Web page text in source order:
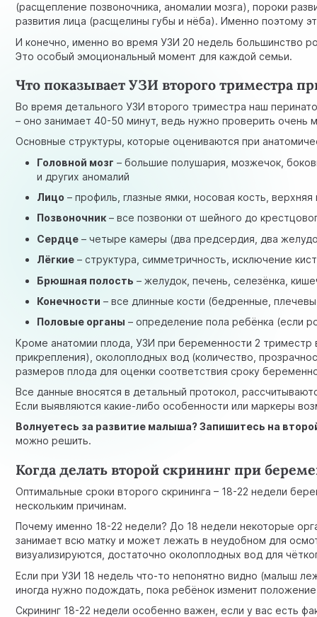
(расщепление позвоночника, аномалии мозга), пороки
развития лица (расщелины губы и нёба). Именно поэтому
И конечно, именно во время УЗИ 20 недель большинство
Это особый эмоциональный момент для каждой семьи.
Что показывает УЗИ второго триместра
Во время детального УЗИ второго триместра наш
– оно занимает 40-50 минут, ведь нужно проверить очень
Основные структуры, которые оцениваются при
Головной мозг – большие полушария, мозжечок,
и других аномалий
Лицо – профиль, глазные ямки, носовая кость,
Позвоночник – все позвонки от шейного до
Сердце – четыре камеры (два предсердия, два
Лёгкие – структура, симметричность, исключение
Брюшная полость – желудок, печень, селезёнка,
Конечности – все длинные кости (бедренные,
Половые органы – определение пола ребёнка (если
Кроме анатомии плода, УЗИ при беременности 2
прикрепления), околоплодных вод (количество,
размеров плода для оценки соответствия сроку
Все данные вносятся в детальный протокол,
Если выявляются какие-либо особенности или маркеры
Волнуетесь за развитие малыша? Запишитесь на
можно решить.
Когда делать второй скрининг при
Оптимальные сроки второго скрининга – 18-22 недели
нескольким причинам.
Почему именно 18-22 недели? До 18 недели некоторые
занимает всю матку и может лежать в неудобном для
визуализируются, достаточно околоплодных вод для
Если при УЗИ 18 недель что-то непонятно видно (малыш
иногда нужно подождать, пока ребёнок изменит
Скрининг 18-22 недели особенно важен, если у вас есть